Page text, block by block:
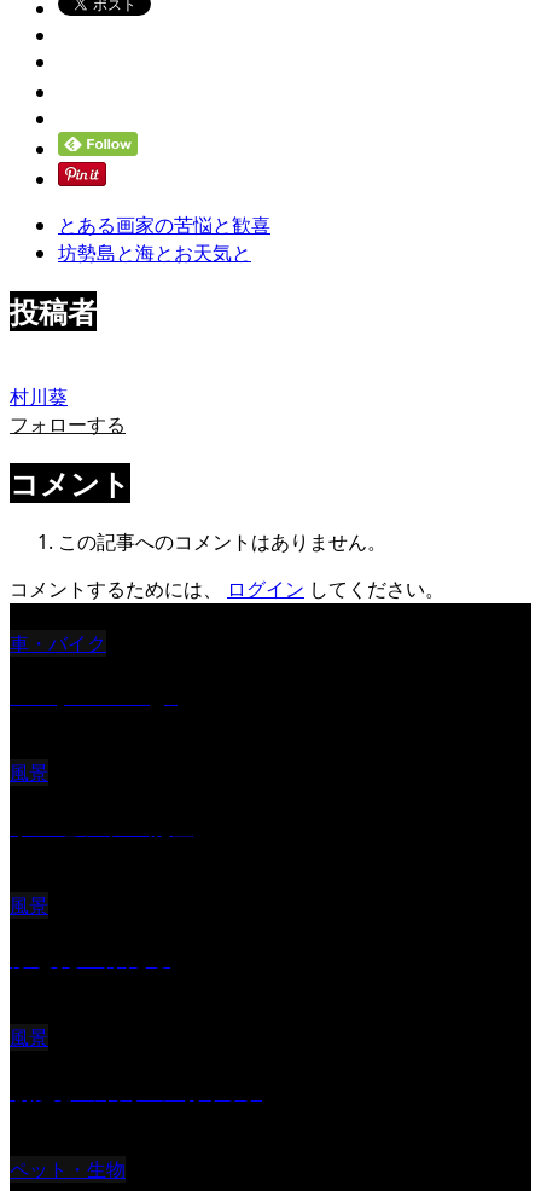
とある画家の苦悩と歓喜
坊勢島と海とお天気と
投稿者
村川葵
フォローする
コメント
この記事へのコメントはありません。
コメントするためには、
ログイン してください。
車・バイク
風景
風景
風景
ペット・生物